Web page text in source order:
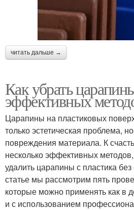
читать дальше →
Как убрать
эффективных
Царапины на пластиковых
только эстетическая проблема,
повреждения материала. К
несколько эффективных
удалить царапины с пластика
статье мы рассмотрим пять
которые можно применять как в
и с использованием